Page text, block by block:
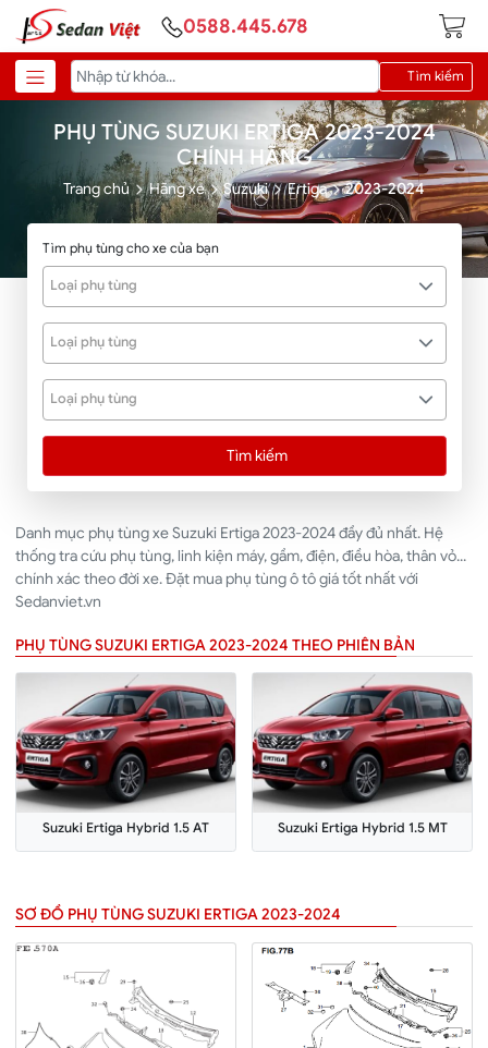
0588.445.678
Tìm kiếm
PHỤ TÙNG SUZUKI ERTIGA 2023-2024
CHÍNH HÃNG
Trang chủ Hãng xe Suzuki Ertiga 2023-2024
Tìm phụ tùng cho xe của bạn
Loại phụ tùng
Loại phụ tùng
Loại phụ tùng
Tìm kiếm
Danh mục phụ tùng xe Suzuki Ertiga 2023-2024 đầy đủ nhất. Hệ
thống tra cứu phụ tùng, linh kiện máy, gầm, điện, điều hòa, thân vỏ...
chính xác theo đời xe. Đặt mua phụ tùng ô tô giá tốt nhất với
Sedanviet.vn
PHỤ TÙNG SUZUKI ERTIGA 2023-2024 THEO PHIÊN BẢN
Suzuki Ertiga Hybrid 1.5 AT Suzuki Ertiga Hybrid 1.5 MT
SƠ ĐỒ PHỤ TÙNG SUZUKI ERTIGA 2023-2024